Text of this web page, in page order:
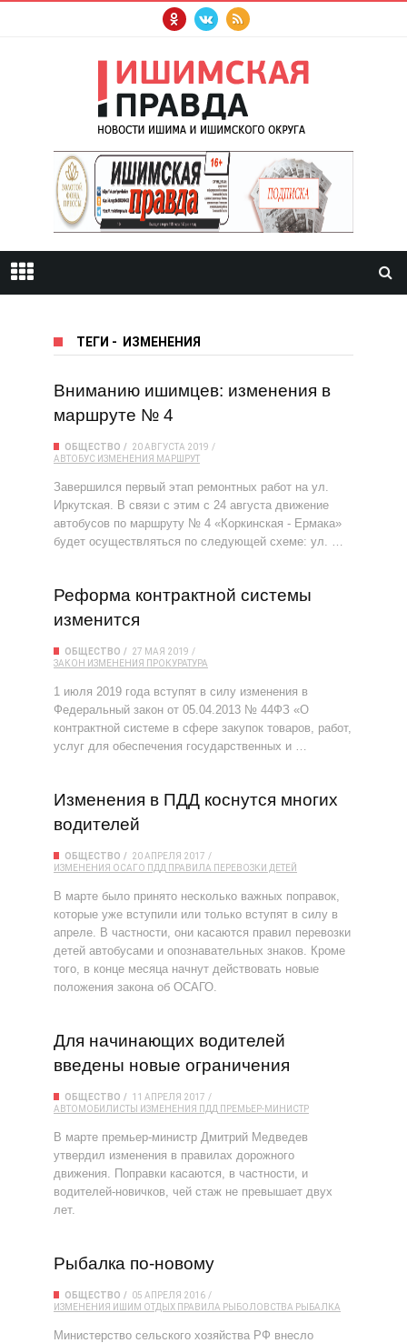
ТЕГИ - ИЗМЕНЕНИЯ
Вниманию ишимцев: изменения в
маршруте № 4
ОБЩЕСТВО
20 АВГУСТА 2019
АВТОБУС ИЗМЕНЕНИЯ МАРШРУТ
Завершился первый этап ремонтных работ на ул.
Иркутская. В связи с этим с 24 августа движение
автобусов по маршруту № 4 «Коркинская - Ермака»
будет осуществляться по следующей схеме: ул. …
Реформа контрактной системы
изменится
ОБЩЕСТВО
27 МАЯ 2019
ЗАКОН ИЗМЕНЕНИЯ ПРОКУРАТУРА
1 июля 2019 года вступят в силу изменения в
Федеральный закон от 05.04.2013 № 44­ФЗ «О
контрактной системе в сфере закупок товаров, работ,
услуг для обеспечения государственных и …
Изменения в ПДД коснутся многих
водителей
ОБЩЕСТВО
20 АПРЕЛЯ 2017
ИЗМЕНЕНИЯ ОСАГО ПДД ПРАВИЛА ПЕРЕВОЗКИ ДЕТЕЙ
В марте было принято несколько важных поправок,
которые уже вступили или только вступят в силу в
апреле. В частности, они касаются правил перевозки
детей автобусами и опознавательных знаков. Кроме
того, в конце месяца начнут действовать новые
положения закона об ОСАГО.
Для начинающих водителей
введены новые ограничения
ОБЩЕСТВО
11 АПРЕЛЯ 2017
АВТОМОБИЛИСТЫ
ИЗМЕНЕНИЯ ПДД ПРЕМЬЕР-МИНИСТР
В марте премьер-министр Дмитрий Медведев
утвердил изменения в правилах дорожного
движения. Поправки касаются, в частности, и
водителей-новичков, чей стаж не превышает двух
лет.
Рыбалка по-новому
ОБЩЕСТВО
05 АПРЕЛЯ 2016
ИЗМЕНЕНИЯ ИШИМ ОТДЫХ ПРАВИЛА РЫБОЛОВСТВА РЫБАЛКА
Министерство сельского хозяйства РФ внесло